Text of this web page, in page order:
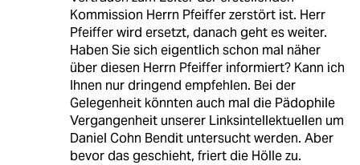
Kommission Herrn Pfeiffer zerstört ist. Herr
Pfeiffer wird ersetzt, danach geht es weiter.
Haben Sie sich eigentlich schon mal näher
über diesen Herrn Pfeiffer informiert? Kann ich
Ihnen nur dringend empfehlen. Bei der
Gelegenheit könnten auch mal die Pädophile
Vergangenheit unserer Linksintellektuellen um
Daniel Cohn Bendit untersucht werden. Aber
bevor das geschieht, friert die Hölle zu.